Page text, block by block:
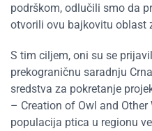
podrškom, odlučili smo da
otvorili ovu bajkovitu oblast
S tim ciljem, oni su se
prekograničnu saradnju
sredstva za pokretanje
– Creation of Owl and Other
populacija ptica u regionu